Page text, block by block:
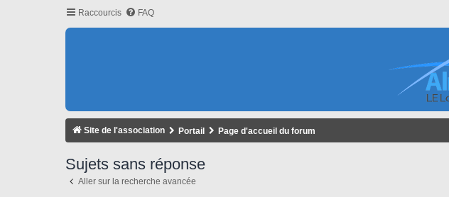
Raccourcis FAQ
Site de l'association Portail Page d'accueil du forum
Sujets sans réponse
Aller sur la recherche avancée